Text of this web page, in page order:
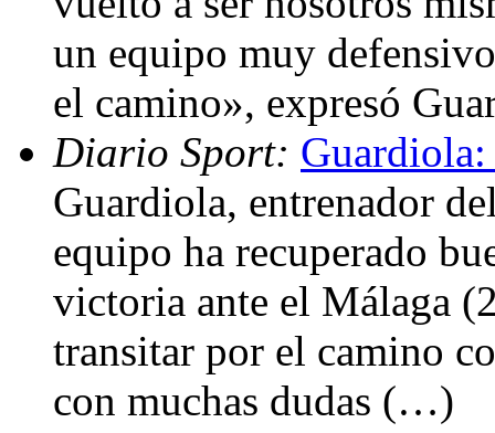
un equipo muy
el camino», expresó
Diario Sport: Guardiola:
Guardiola, entrenador
equipo ha recuperado
victoria ante el Málaga
transitar por el camino
con muchas dudas (…)